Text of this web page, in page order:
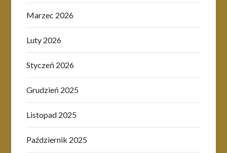
Marzec 2026
Luty 2026
Styczeń 2026
Grudzień 2025
Listopad 2025
Październik 2025